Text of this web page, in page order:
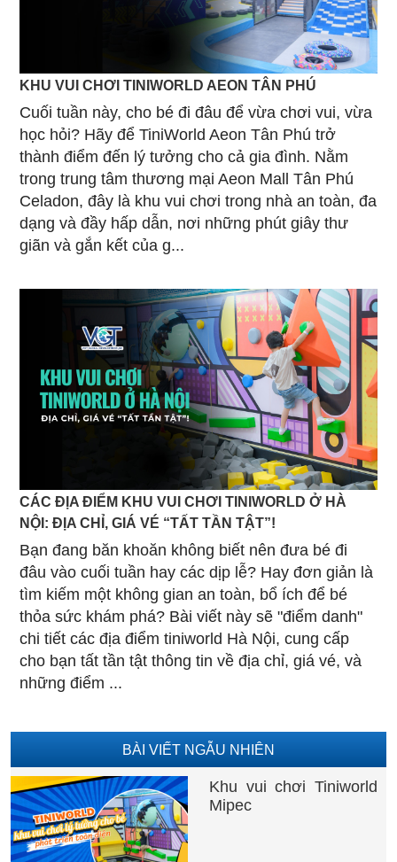
KHU VUI CHƠI TINIWORLD AEON TÂN PHÚ
Cuối tuần này, cho bé đi đâu để vừa chơi vui, vừa
học hỏi? Hãy để TiniWorld Aeon Tân Phú trở
thành điểm đến lý tưởng cho cả gia đình. Nằm
trong trung tâm thương mại Aeon Mall Tân Phú
Celadon, đây là khu vui chơi trong nhà an toàn, đa
dạng và đầy hấp dẫn, nơi những phút giây thư
giãn và gắn kết của g...
CÁC ĐỊA ĐIỂM KHU VUI CHƠI TINIWORLD Ở HÀ
NỘI: ĐỊA CHỈ, GIÁ VÉ “TẤT TẦN TẬT”!
Bạn đang băn khoăn không biết nên đưa bé đi
đâu vào cuối tuần hay các dịp lễ? Hay đơn giản là
tìm kiếm một không gian an toàn, bổ ích để bé
thỏa sức khám phá? Bài viết này sẽ "điểm danh"
chi tiết các địa điểm tiniworld Hà Nội, cung cấp
cho bạn tất tần tật thông tin về địa chỉ, giá vé, và
những điểm ...
BÀI VIẾT NGẪU NHIÊN
Khu vui chơi Tiniworld
Mipec